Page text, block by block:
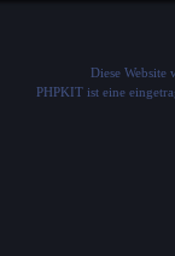
Diese Website
PHPKIT ist eine